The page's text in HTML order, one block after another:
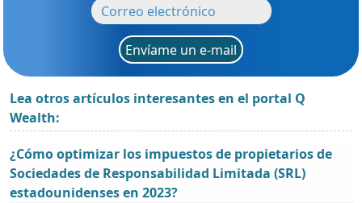
Envíame un e-mail
Lea otros artículos interesantes en el portal Q
Wealth:
¿Cómo optimizar los impuestos de propietarios de
Sociedades de Responsabilidad Limitada (SRL)
estadounidenses en 2023?